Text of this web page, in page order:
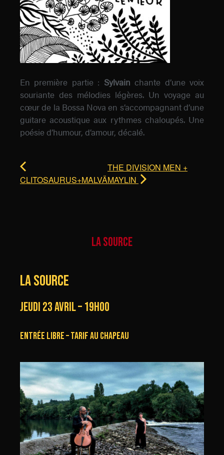
En première partie : Sylvain chante d’une voix
souriante des mélodies légères. Un voyage au
cœur de la Bossa Nova en s’accompagnant d’une
guitare acoustique aux rythmes chaloupés. Une
poésie d’humour, d’amour, décalé.
CLITOSAURUS+MALVÄ
THE DIVISION MEN +
MAYLIN
LA SOURCE
LA SOURCE
jeudi 23 avril – 19h00
Entrée libre – tarif au chapeau